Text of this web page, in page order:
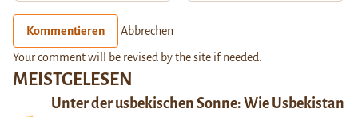
MEISTGELESEN
Unter der usbekischen Sonne: Wie Usbekistan
Kommentieren Abbrechen
Your comment will be revised by the site if needed.